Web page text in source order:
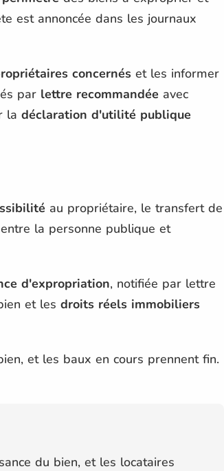
est annoncée dans les journaux
concernés et les informer
par lettre recommandée avec
la déclaration d'utilité publique
au propriétaire, le transfert de
entre la personne publique et
d'expropriation, notifiée par lettre
et les droits réels immobiliers
et les baux en cours prennent fin.
du bien, et les locataires